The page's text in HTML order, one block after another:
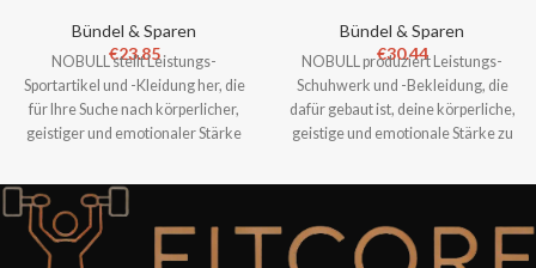
Bündel & Sparen
€23.85
NOBULL stellt Leistungs-
Sportartikel und -Kleidung her, die
für Ihre Suche nach körperlicher,
geistiger und emotionaler Stärke
Bündel & Sparen
€30.44
NOBULL produziert Leistungs-
Schuhwerk und -Bekleidung, die
dafür gebaut ist, deine körperliche,
geistige und emotionale Stärke zu